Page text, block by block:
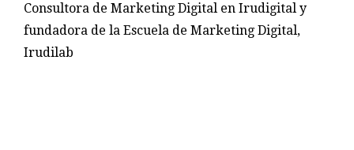
Consultora de Marketing Digital en Irudigital y
fundadora de la Escuela de Marketing Digital,
Irudilab